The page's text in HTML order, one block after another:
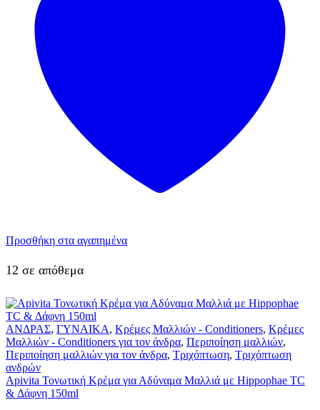
Προσθήκη στα αγαπημένα
12 σε απόθεμα
ΑΝΔΡΑΣ, ΓΥΝΑΙΚΑ, Κρέμες Μαλλιών - Conditioners, Κρέμες
Μαλλιών - Conditioners για τον άνδρα, Περιποίηση μαλλιών,
Περιποίηση μαλλιών για τον άνδρα, Τριχόπτωση, Τριχόπτωση
ανδρών
Apivita Τονωτική Κρέμα για Αδύναμα Μαλλιά με Hippophae TC
& Δάφνη 150ml